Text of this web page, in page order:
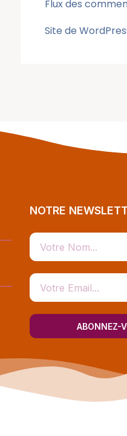
Flux des
Site de
NOTRE
ABONNEZ-